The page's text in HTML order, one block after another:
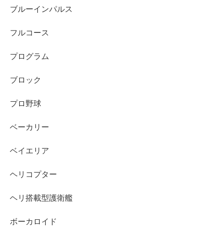
ブルーインパルス
フルコース
プログラム
ブロック
プロ野球
ベーカリー
ベイエリア
ヘリコプター
ヘリ搭載型護衛艦
ボーカロイド